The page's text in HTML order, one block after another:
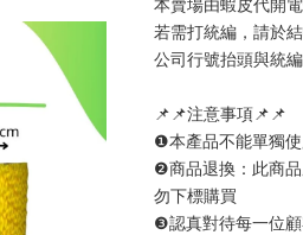
若需打統編，請於
公司行號抬頭與統編
📌📌注意事項📌📌
❶本產品不能單獨
❷商品退換：此商
勿下標購買
❸認真對待每一位